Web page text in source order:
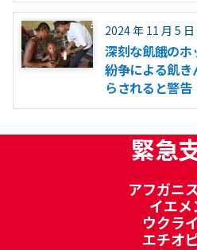
2024 年 11 月 5 日
深刻な飢餓のホ
紛争による飢
らされると警告
緊急
アフガニ
イエメ
ウクラ
エチオ